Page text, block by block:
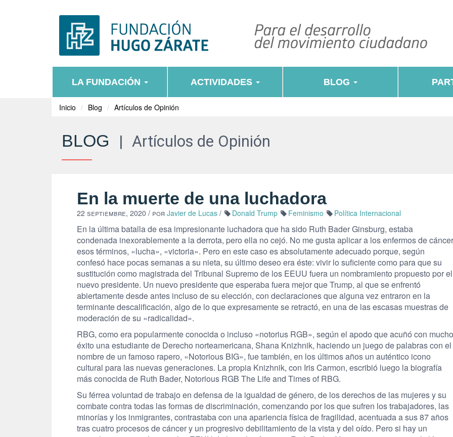
LA FUNDACIÓN ACTIVIDADES BLOG
Inicio Blog Artículos de Opinión
BLOG | Artículos de Opinión
En la muerte de una luchadora
22 septiembre, 2020 / por Javier de Lucas / Donald Trump Feminismo Política Internacional
En la última batalla de esa impresionante luchadora que ha sido Ruth Bader Ginsburg, estaba
condenada inexorablemente a la derrota, pero ella no cejó. No me gusta aplicar a los enfermos de cáncer
esos términos, «lucha», «victoria». Pero en este caso es absolutamente adecuado porque, según
confesó hace pocas semanas a su nieta, su último deseo era éste: vivir lo suficiente como para que su
sustitución como magistrada del Tribunal Supremo de los EEUU fuera un nombramiento propuesto por el
nuevo presidente. Un nuevo presidente que esperaba fuera mejor que Trump, al que se enfrentó
abiertamente desde antes incluso de su elección, con declaraciones que alguna vez entraron en la
terminante descalificación, algo de lo que expresamente se retractó, en una de las escasas muestras de
moderación de su «radicalidad».
RBG, como era popularmente conocida o incluso «notorius RGB», según el apodo que acuñó con mucho
éxito una estudiante de Derecho norteamericana, Shana Knizhnik, haciendo un juego de palabras con el
nombre de un famoso rapero, «Notorious BIG», fue también, en los últimos años un auténtico icono
cultural para las nuevas generaciones. La propia Knizhnik, con Iris Carmon, escribió luego la biografía
más conocida de Ruth Bader, Notorious RGB The Life and Times of RBG.
Su férrea voluntad de trabajo en defensa de la igualdad de género, de los derechos de las mujeres y su
combate contra todas las formas de discriminación, comenzando por los que sufren los trabajadores, las
minorías y los inmigrantes, contrastaba con una apariencia física de fragilidad, acentuada a sus 87 años
tras cuatro procesos de cáncer y un progresivo debilitamiento de la vista y del oído. Pero si hay un